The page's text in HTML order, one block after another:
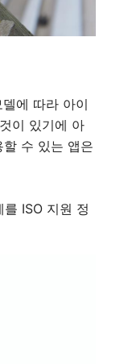
에 따라 아이
이 있기에 아
수 있는 앱은
ISO 지원 정